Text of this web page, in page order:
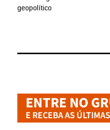
geopolítico